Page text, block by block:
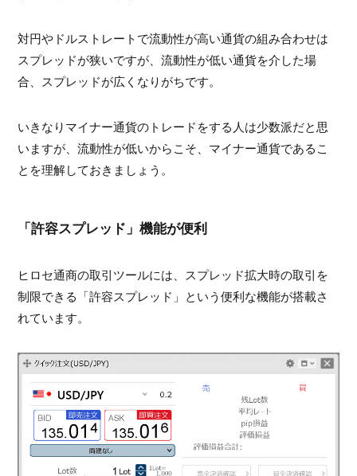
対円やドルストレートで流動性が高い通貨の組み合わせは
スプレッドが狭いですが、流動性が低い通貨を介した場
合、スプレッドが広くなりがちです。
いきなりマイナー通貨のトレードをする人は少数派だと思
いますが、流動性が低いからこそ、マイナー通貨であるこ
とを理解しておきましょう。
「許容スプレッド」機能が便利
ヒロセ通商の取引ツールには、スプレッド拡大時の取引を
制限できる「許容スプレッド」という便利な機能が搭載さ
れています。